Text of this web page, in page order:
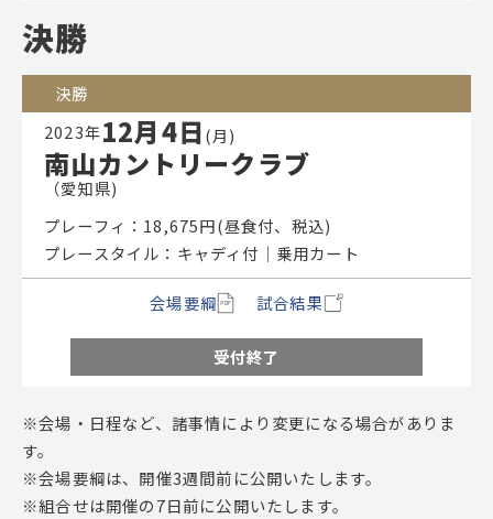
決勝
決勝
2023年12月4日(月)
南山カントリークラブ
（愛知県)
プレーフィ：18,675円(昼食付、税込)
プレースタイル：キャディ付│乗用カート
会場要綱 試合結果
受付終了
※会場・日程など、諸事情により変更になる場合がありま
す。
※会場要綱は、開催3週間前に公開いたします。
※組合せは開催の7日前に公開いたします。